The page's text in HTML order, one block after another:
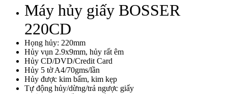
Máy hủy giấy BOSSER
220CD
Họng hủy: 220mm
Hủy vụn 2.9x9mm, hủy rất êm
Hủy CD/DVD/Credit Card
Hủy 5 tờ A4/70gms/lần
Hủy được kim bấm, kim kẹp
Tự động hủy/dừng/trả ngược giấy